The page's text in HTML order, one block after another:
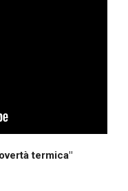
termica"